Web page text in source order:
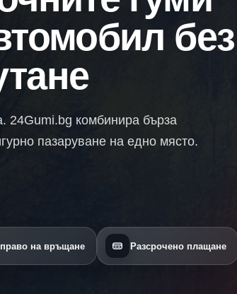
без
24Gumi.bg комбинира бърза
пазаруване на едно място.
на връщане Разсрочено плащане